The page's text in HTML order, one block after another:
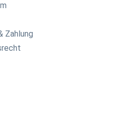
Materialien, die bei der
Stäube oder
Asbest), dürfen nicht bearbeitet
Zahlung